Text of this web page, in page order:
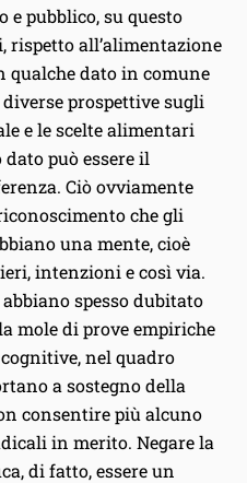
e pubblico, su questo
all’alimentazione
qualche dato in comune
prospettive sugli
e le scelte alimentari
può essere il
Ciò ovviamente
che gli
una mente, cioè
intenzioni e così via.
spesso dubitato
mole di prove empiriche
nel quadro
a sostegno della
consentire più alcuno
in merito. Negare la
di fatto, essere un